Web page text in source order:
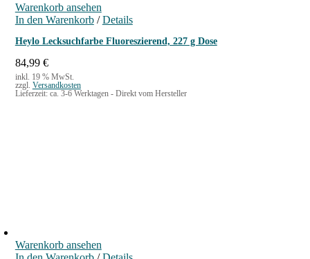
r
e
s
a
r
:
s
t
:
1
0
Warenkorb ansehen
In den Warenkorb / Details
Heylo Lecksuchfarbe Fluoreszierend, 227 g Dose
84,99 €
inkl. 19 % MwSt.
zzgl. Versandkosten
Lieferzeit: ca. 3-6 Werktagen - Direkt vom Hersteller
Warenkorb ansehen